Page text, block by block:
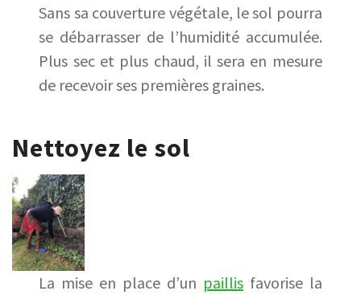
Sans sa couverture végétale, le sol pourra
se débarrasser de l’humidité accumulée.
Plus sec et plus chaud, il sera en mesure
de recevoir ses premières graines.
Nettoyez le sol
La mise en place d’un paillisfavorise la